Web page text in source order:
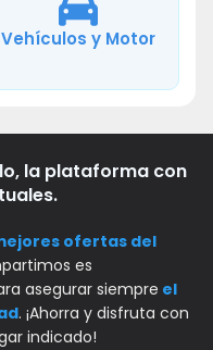
Vehículos y Motor
la plataforma con
ofertas del
es
asegurar siempre el
. ¡Ahorra y disfruta con
indicado!